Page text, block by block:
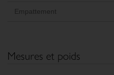
Empattement
Mesures et poids